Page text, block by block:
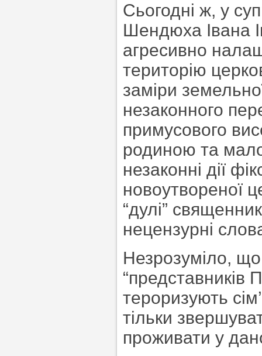
Сьогодні ж, у
Шендюха Івана
агресивно
територію
заміри
незаконного
примусового
родиною та
незаконні дії
новоутвореної
“дулі”
нецензурні
Незрозуміло, що
“представників
тероризують
тільки
проживати у